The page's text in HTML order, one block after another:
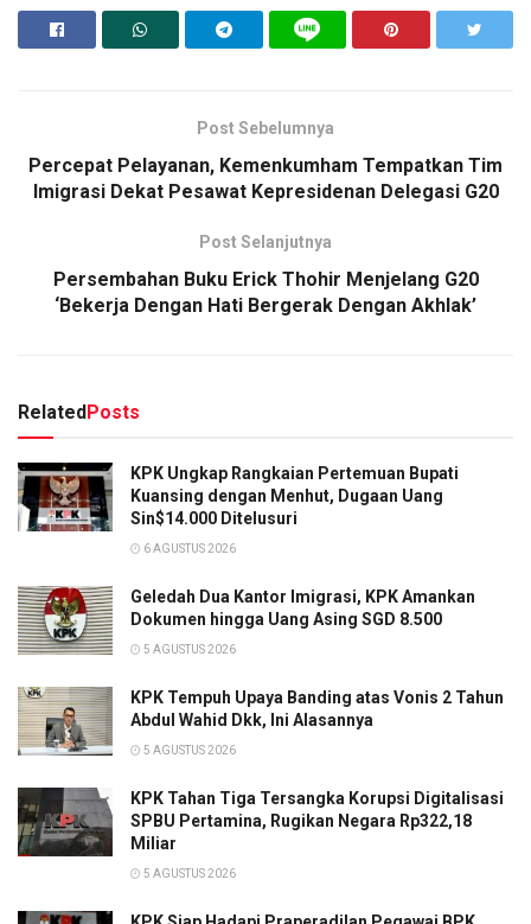
Post Sebelumnya
Percepat Pelayanan, Kemenkumham Tempatkan Tim
Imigrasi Dekat Pesawat Kepresidenan Delegasi G20
Post Selanjutnya
Persembahan Buku Erick Thohir Menjelang G20
‘Bekerja Dengan Hati Bergerak Dengan Akhlak’
Related Posts
KPK Ungkap Rangkaian Pertemuan Bupati
Kuansing dengan Menhut, Dugaan Uang
Sin$14.000 Ditelusuri
6 AGUSTUS 2026
Geledah Dua Kantor Imigrasi, KPK Amankan
Dokumen hingga Uang Asing SGD 8.500
5 AGUSTUS 2026
KPK Tempuh Upaya Banding atas Vonis 2 Tahun
Abdul Wahid Dkk, Ini Alasannya
5 AGUSTUS 2026
KPK Tahan Tiga Tersangka Korupsi Digitalisasi
SPBU Pertamina, Rugikan Negara Rp322,18
Miliar
5 AGUSTUS 2026